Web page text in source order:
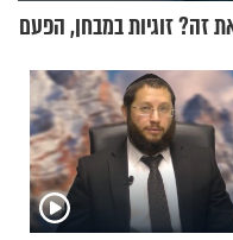
זה? זוגיות במבחן, הפעם